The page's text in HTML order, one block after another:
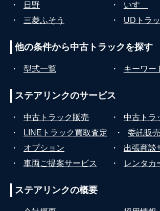
・ 日野 ・
いすゞ
・
三菱ふそう ・ UDトラ
他の条件から中古トラックを探す
・ 型式一覧 ・ キーワー
ステアリンクのサービス
・ 中古トラック販売 ・
中古トラ
・
LINEトラック買取査定 ・
委託販売
・
オプション ・
出張商談
・
車両ご提案サービス ・ レンタカ
ステアリンクの概要